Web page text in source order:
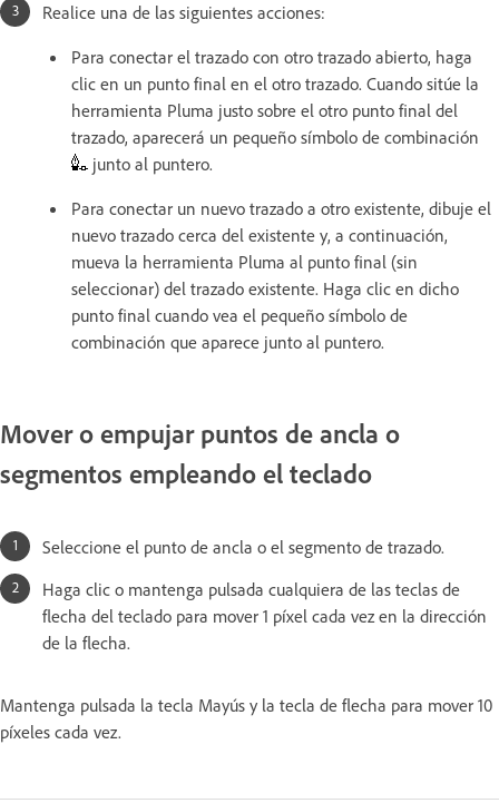
Realice una de las siguientes acciones:
Para conectar el trazado con otro trazado abierto, haga
clic en un punto final en el otro trazado. Cuando sitúe la
herramienta Pluma justo sobre el otro punto final del
trazado, aparecerá un pequeño símbolo de combinación
junto al puntero.
Para conectar un nuevo trazado a otro existente, dibuje el
nuevo trazado cerca del existente y, a continuación,
mueva la herramienta Pluma al punto final (sin
seleccionar) del trazado existente. Haga clic en dicho
punto final cuando vea el pequeño símbolo de
combinación que aparece junto al puntero.
Mover o empujar puntos de ancla o
segmentos empleando el teclado
Seleccione el punto de ancla o el segmento de trazado.
Haga clic o mantenga pulsada cualquiera de las teclas de
flecha del teclado para mover 1 píxel cada vez en la dirección
de la flecha.
Mantenga pulsada la tecla Mayús y la tecla de flecha para mover 10
píxeles cada vez.